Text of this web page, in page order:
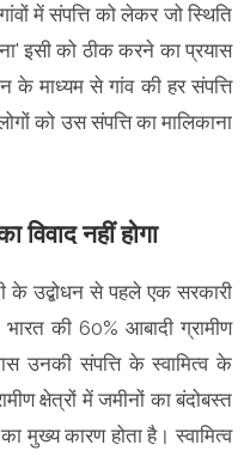
में संपत्ति को लेकर जो स्थिति
इसी को ठीक करने का प्रयास
माध्यम से गांव की हर संपत्ति
को उस संपत्ति का मालिकाना
विवाद नहीं होगा
के उद्बोधन से पहले एक सरकारी
भारत की 60% आबादी ग्रामीण
उनकी संपत्ति के स्वामित्व के
क्षेत्रों में जमीनों का बंदोबस्त
मुख्य कारण होता है। स्वामित्व